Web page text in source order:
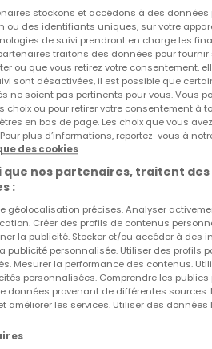
à découvrir
plus d'informations.
m²
2
extérieur 1
stockons et accédons à des
ou des identifiants uniques, sur votre
de suivi prendront en charge les
traitons des données pour fournir
ou que vous retirez votre consentement,
sont désactivées, il est possible que
ne soient pas pertinents pour vous. Vous
choix ou pour retirer votre consentement à
en bas de page. Les choix que vous
plus d’informations, reportez-vous à
des cookies
que nos partenaires, traitent
:
géolocalisation précises. Analyser
Créer des profils de contenus
la publicité. Stocker et/ou accéder à des
publicité personnalisée. Utiliser des profils
Mesurer la performance des contenus.
personnalisées. Comprendre les
données provenant de différentes sources.
améliorer les services. Utiliser des